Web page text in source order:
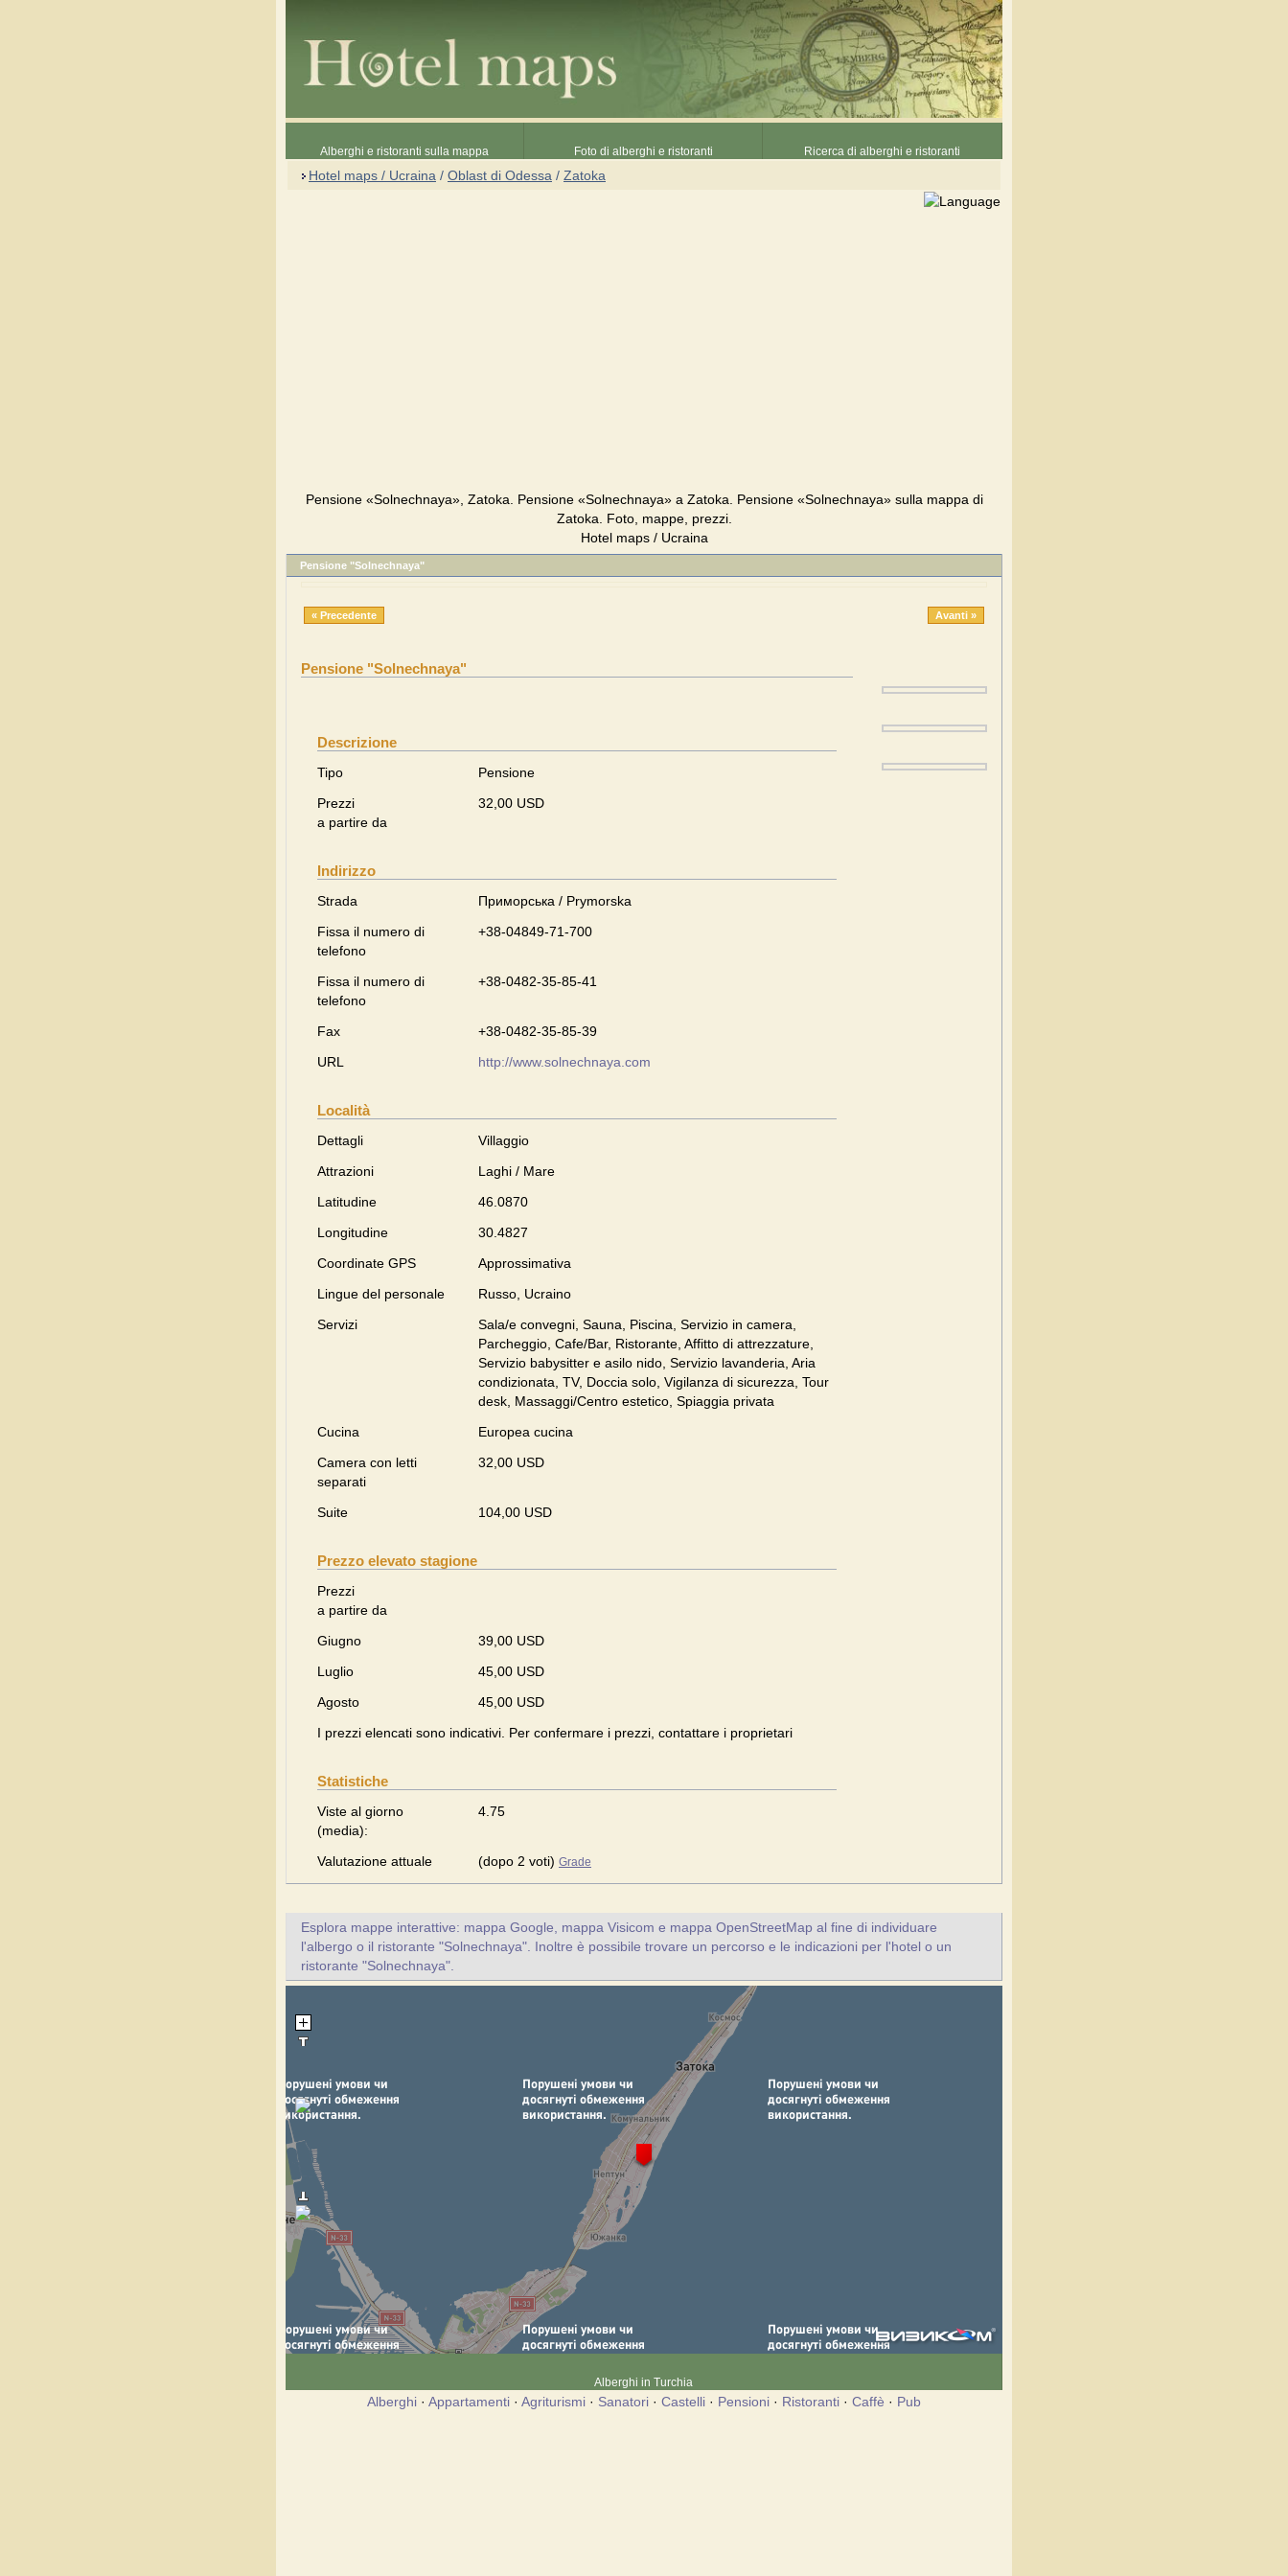
Alberghi e ristoranti sulla mappa Foto di alberghi e ristoranti Ricerca di alberghi e ristoranti
Hotel maps / Ucraina / Oblast di Odessa / Zatoka
Pensione «Solnechnaya», Zatoka. Pensione «Solnechnaya» a Zatoka. Pensione «Solnechnaya» sulla mappa di
Zatoka. Foto, mappe, prezzi.
Hotel maps / Ucraina
Pensione "Solnechnaya"
« Precedente Avanti »
Pensione "Solnechnaya"
Descrizione
Tipo
Pensione
Prezzi
a partire da
32,00 USD
Indirizzo
Strada
Приморська / Prymorska
Fissa il numero di
telefono
+38-04849-71-700
Fissa il numero di
telefono
+38-0482-35-85-41
Fax
+38-0482-35-85-39
URL
http://www.solnechnaya.com
Località
Dettagli
Villaggio
Attrazioni
Laghi / Mare
Latitudine
46.0870
Longitudine
30.4827
Coordinate GPS
Approssimativa
Lingue del personale
Russo, Ucraino
Servizi
Sala/e convegni, Sauna, Piscina, Servizio in camera,
Parcheggio, Cafe/Bar, Ristorante, Affitto di attrezzature,
Servizio babysitter e asilo nido, Servizio lavanderia, Aria
condizionata, TV, Doccia solo, Vigilanza di sicurezza, Tour
desk, Massaggi/Centro estetico, Spiaggia privata
Cucina
Europea cucina
Camera con letti
separati
32,00 USD
Suite 104,00 USD
Prezzo elevato stagione
Prezzi
a partire da
Giugno
39,00 USD
Luglio
45,00 USD
Agosto
45,00 USD
I prezzi elencati sono indicativi. Per confermare i prezzi, contattare i proprietari
Statistiche
Viste al giorno
(media):
4.75
Valutazione attuale (dopo 2 voti) Grade
Esplora mappe interattive: mappa Google, mappa Visicom e mappa OpenStreetMap al fine di individuare
l'albergo o il ristorante "Solnechnaya". Inoltre è possibile trovare un percorso e le indicazioni per l'hotel o un
ristorante "Solnechnaya".
Alberghi in Turchia
Alberghi · Appartamenti · Agriturismi · Sanatori · Castelli · Pensioni · Ristoranti · Caffè · Pub